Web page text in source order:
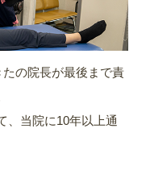
の院長が最後まで責
、当院に10年以上通